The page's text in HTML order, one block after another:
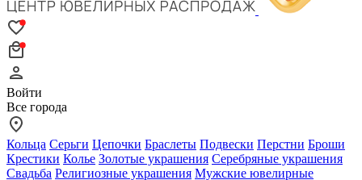
Войти
Все города
Кольца Серьги Цепочки Браслеты Подвески Перстни Броши
Крестики Колье Золотые украшения Серебряные украшения
Свадьба Религиозные украшения Мужские ювелирные